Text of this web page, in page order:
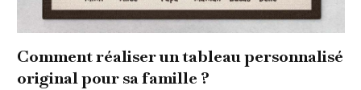
Comment réaliser un tableau personnalisé
original pour sa famille ?